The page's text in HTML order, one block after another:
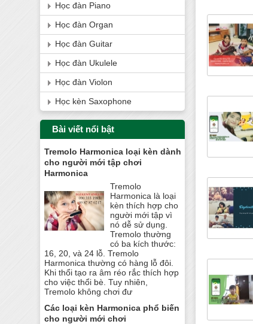
Học đàn Piano
Học đàn Organ
Học đàn Guitar
Học đàn Ukulele
Học đàn Violon
Học kèn Saxophone
Bài viết nổi bật
Tremolo Harmonica loại kèn dành
cho người mới tập chơi
Harmonica
Tremolo
Harmonica là loại
kèn thích hợp cho
người mới tập vì
nó dễ sử dụng.
Tremolo thường
có ba kích thước:
16, 20, và 24 lỗ. Tremolo
Harmonica thường có hàng lỗ đôi.
Khi thổi tạo ra âm réo rắc thích hợp
cho việc thổi bè. Tuy nhiên,
Tremolo không chơi đư
Các loại kèn Harmonica phổ biến
cho người mới chơi